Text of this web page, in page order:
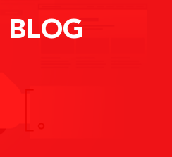
BLOG